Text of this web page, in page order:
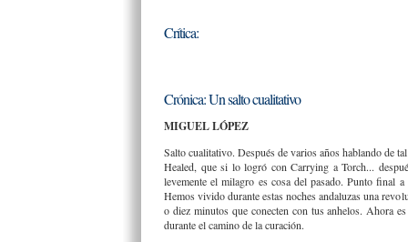
Crítica:
Crónica: Un salto cualitativo
MIGUEL LÓPEZ
Salto cualitativo. Después de varios años hablando de
Healed, que si lo logró con Carrying a Torch...
levemente el milagro es cosa del pasado. Punto final
Hemos vivido durante estas noches andaluzas una
o diez minutos que conecten con tus anhelos. Ahora
durante el camino de la curación.